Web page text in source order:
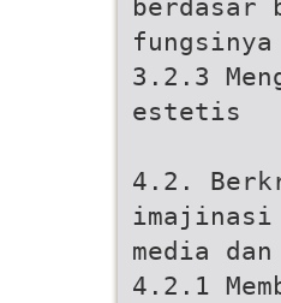
berdasar
fungsinya
3.2.3
estetis
4.2.
imajinasi
media
4.2.1